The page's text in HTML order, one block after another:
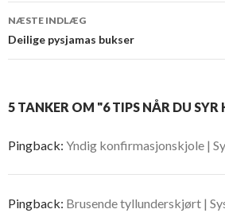
navigation
NÆSTE INDLÆG
Deilige pysjamas bukser
5 TANKER OM "6 TIPS NÅR DU SYR
Pingback: Yndig konfirmasjonskjole |
Pingback: Brusende tyllunderskjørt |